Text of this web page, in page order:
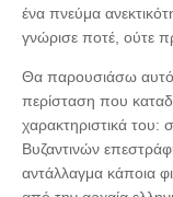
ένα πνεύμα
γνώρισε ποτέ, ούτε
Θα παρουσιάσω
περίσταση που
χαρακτηριστικά του:
Βυζαντινών
αντάλλαγμα κάποια